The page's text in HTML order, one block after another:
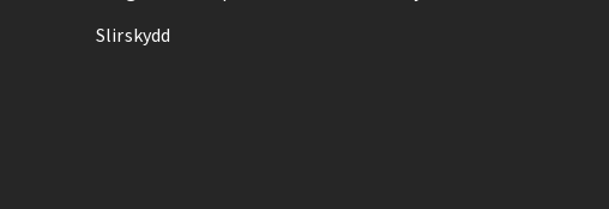
Slirskydd